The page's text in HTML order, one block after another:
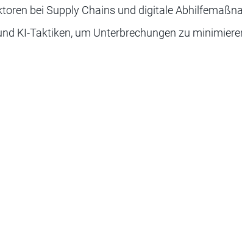
bei Supply Chains und digitale
KI-Taktiken, um Unterbrechungen zu